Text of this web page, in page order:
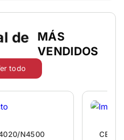
MÁS
VENDIDOS
todo
N4500